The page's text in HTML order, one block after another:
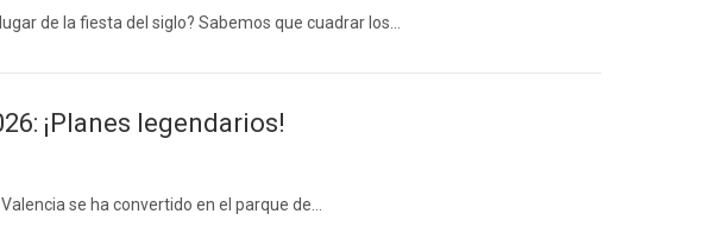
de la fiesta del siglo? Sabemos que cuadrar los…
¡Planes legendarios!
se ha convertido en el parque de…